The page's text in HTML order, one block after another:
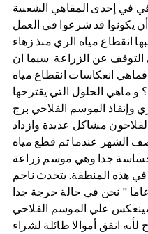
في إحدى المقاهي الشعبية
يكونوا قد شرعوا في العمل
انقطاع مياه الري منذ زهاء
عن الزراعة سيما ان
انعكاسات انقطاع مياه
ماهي الحلول التي يقترحها
وإنقاذ الموسم الفلاحي برج
مشاكل عديدة وازداد
الشهر عندما تم قطع مياه
جدا وهي موسم زراعة
في هذه المنطقة. يتحدث ناجم
الصافي وهو فلاح يبلغ عمره 32 عاما " نحن في حالة حرجة جدا
علي الموسم الفلاحي
انفق أموالا طائلة لشراء